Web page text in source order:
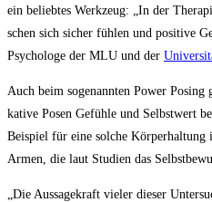
ein belieb­tes Werk­zeug: „In der
schen sich sicher füh­len und posi­ti­ve
Psy­cho­lo­ge der MLU und der
Auch beim soge­nann­ten Power
ka­ti­ve Posen Gefüh­le und Selbst­wert
Bei­spiel für eine sol­che Kör­per­hal­tung
Armen, die laut Stu­di­en das
„Die Aus­sa­ge­kraft vie­ler die­ser